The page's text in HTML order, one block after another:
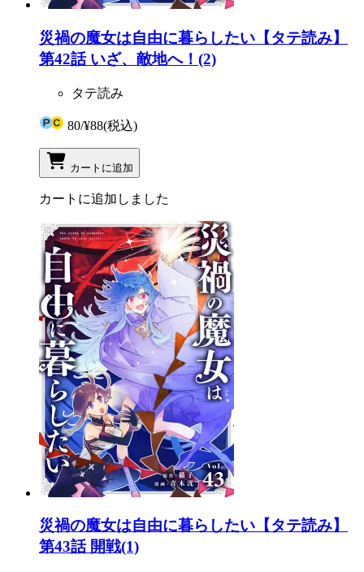
災禍の魔女は自由に暮らしたい【タテ読み】
第42話 いざ、敵地へ！(2)
タテ読み
80/¥88(税込)
カートに追加
カートに追加しました
災禍の魔女は自由に暮らしたい【タテ読み】
第43話 開戦(1)